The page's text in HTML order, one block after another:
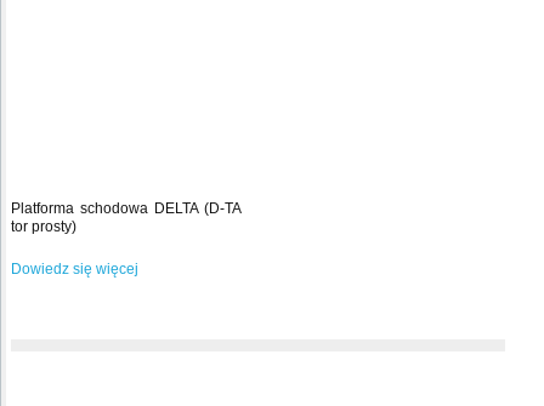
Platforma schodowa DELTA (D-TA
tor prosty)
Dowiedz się więcej